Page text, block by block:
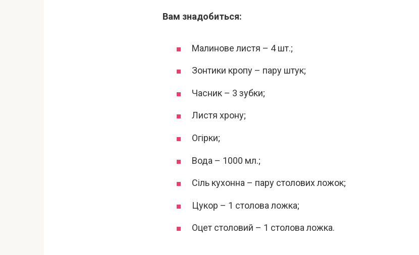
Вам знадобиться:
Малинове листя – 4 шт.;
Зонтики кропу – пару штук;
Часник – 3 зубки;
Листя хрону;
Огірки;
Вода – 1000 мл.;
Сіль кухонна – пару столових ложок;
Цукор – 1 столова ложка;
Оцет столовий – 1 столова ложка.